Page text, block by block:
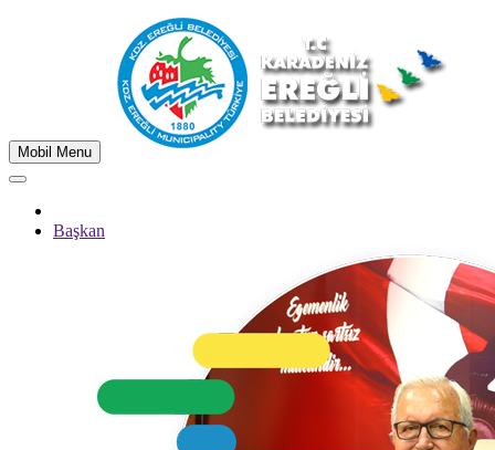
Mobil Menu
Başkan